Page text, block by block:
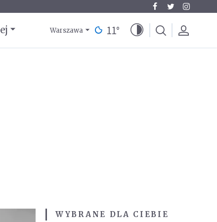
Warszawa 11°
WYBRANE DLA CIEBIE